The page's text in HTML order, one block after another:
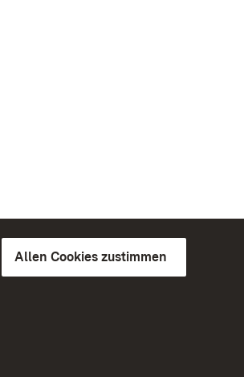
Allen Cookies zustimmen